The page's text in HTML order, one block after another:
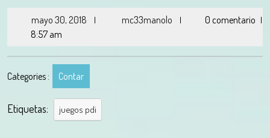
mayo 30, 2018 | mc33manolo | 0 comentario |
8:57 am
Categories : Contar
Etiquetas: juegos pdi